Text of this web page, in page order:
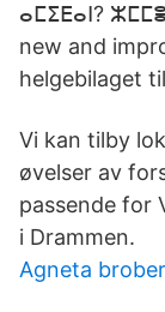
ⴰⵎⵉⴹⴰⵏ?
new and
helgebilaget
Vi kan tilby
øvelser av
passende for
i Drammen.
Agneta